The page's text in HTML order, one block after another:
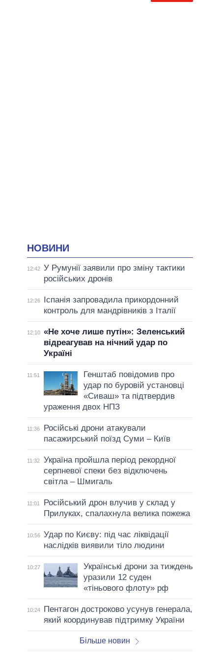
НОВИНИ
12:42 У Румунії заявили про зміну тактики
російських дронів
12:26
Іспанія запровадила прикордонний
контроль для мандрівників з Італії
12:10 «Не хоче лише путін»: Зеленський
відреагував на нічний удар по
Україні
11:51
Генштаб повідомив про
удар по буровій установці
«Сиваш» та підтвердив
ураження двох НПЗ
11:36
Російські дрони атакували
пасажирський поїзд Суми – Київ
11:32
Україна пройшла період рекордної
серпневої спеки без відключень
світла – Шмигаль
11:01
Російський дрон влучив у склад у
Прилуках, спалахнула велика пожежа
10:56 Удар по Києву: під час ліквідації
наслідків виявили тіло людини
10:27
Українські дрони за тиждень
уразили 12 суден
«тіньового флоту» рф
10:24
Пентагон достроково усунув генерала,
який координував підтримку України
Більше новин